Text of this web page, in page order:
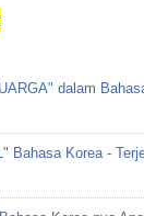
dalam
Bahasa Korea -